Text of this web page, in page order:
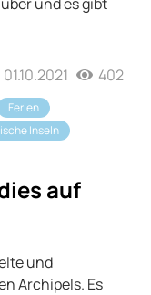
01.10.2021 402
Ferien
Inseln
auf
und
Archipels. Es